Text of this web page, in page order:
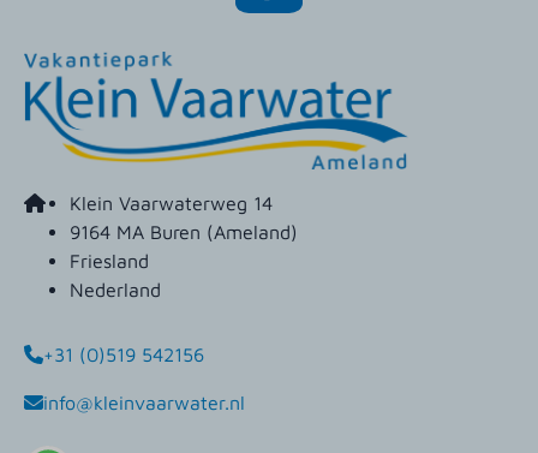
Klein Vaarwaterweg 14
9164 MA Buren (Ameland)
Friesland
Nederland
+31 (0)519 542156
info@kleinvaarwater.nl